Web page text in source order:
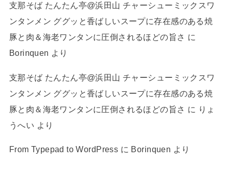
支那そば たんたん亭@浜田山 チャーシューミックスワ
ンタンメン ググッと香ばしいスープに存在感のある焼
豚と肉＆海老ワンタンに圧倒されるほどの旨さ に
Borinquen より
支那そば たんたん亭@浜田山 チャーシューミックスワ
ンタンメン ググッと香ばしいスープに存在感のある焼
豚と肉＆海老ワンタンに圧倒されるほどの旨さ に りょ
うへい より
From Typepad to WordPress に Borinquen より